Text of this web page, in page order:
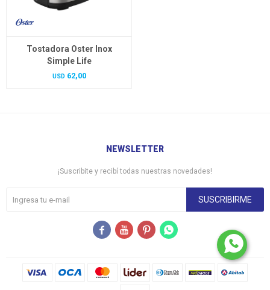
Tostadora Oster Inox
Simple Life
USD 62,00
NEWSLETTER
¡Suscribite y recibí todas nuestras novedades!
SUSCRIBIRME
   